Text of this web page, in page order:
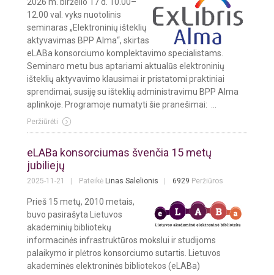
2026 m. birželio 17 d. 10.00–
12.00 val. vyks nuotolinis
seminaras „Elektroninių išteklių
aktyvavimas BPP Alma“, skirtas
eLABa konsorciumo komplektavimo specialistams.
Seminaro metu bus aptariami aktualūs elektroninių
išteklių aktyvavimo klausimai ir pristatomi praktiniai
sprendimai, susiję su išteklių administravimu BPP Alma
aplinkoje. Programoje numatyti šie pranešimai: ...
Peržiūrėti
eLABa konsorciumas švenčia 15 metų
jubiliejų
2025-11-21 Pateikė Linas Salelionis 6929 Peržiūros
Prieš 15 metų, 2010 metais,
buvo pasirašyta Lietuvos
akademinių bibliotekų
informacinės infrastruktūros mokslui ir studijoms
palaikymo ir plėtros konsorciumo sutartis. Lietuvos
akademinės elektroninės bibliotekos (eLABa)